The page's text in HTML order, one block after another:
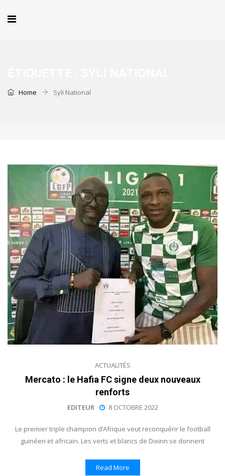
Home Syli National
ACTUALITÉS
Mercato : le Hafia FC signe deux nouveaux
renforts
EDITEUR 8 OCTOBRE 2022
Le premier triple champion d’Afrique veut reconquérir le football
guinéen et africain. Les verts et blancs de Dixinn se donnent
Read More